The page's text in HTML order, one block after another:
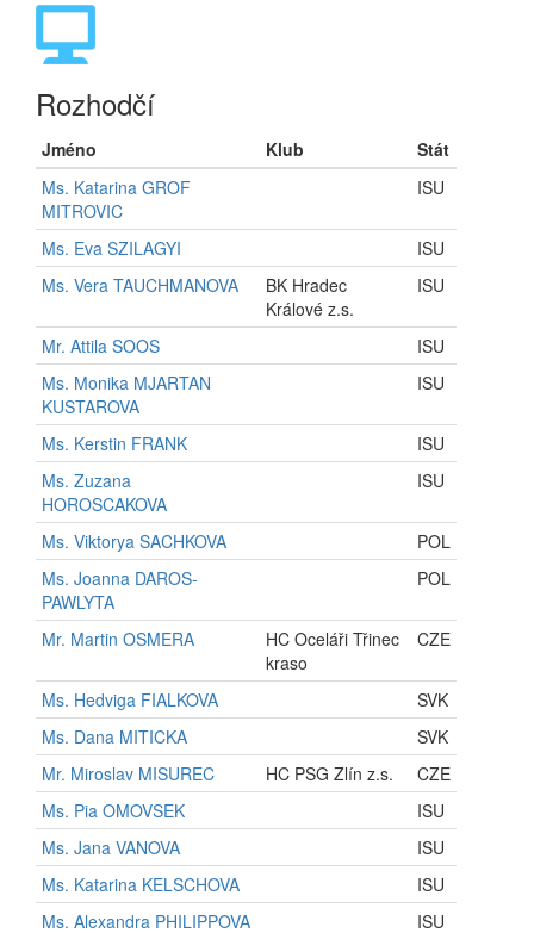
Rozhodčí
Jméno Klub
Stát
Ms. Katarina GROF
MITROVIC
ISU
Ms. Eva SZILAGYI
ISU
Ms. Vera TAUCHMANOVA
BK Hradec
Králové z.s.
ISU
Mr. Attila SOOS
ISU
Ms. Monika MJARTAN
KUSTAROVA
ISU
Ms. Kerstin FRANK
ISU
Ms. Zuzana
HOROSCAKOVA
ISU
Ms. Viktorya SACHKOVA
POL
Ms. Joanna DAROS-
PAWLYTA
POL
Mr. Martin OSMERA
HC Oceláři Třinec
kraso
CZE
Ms. Hedviga FIALKOVA
SVK
Ms. Dana MITICKA
SVK
Mr. Miroslav MISUREC
HC PSG Zlín z.s.
CZE
Ms. Pia OMOVSEK
ISU
Ms. Jana VANOVA
ISU
Ms. Katarina KELSCHOVA
ISU
Ms. Alexandra PHILIPPOVA
ISU